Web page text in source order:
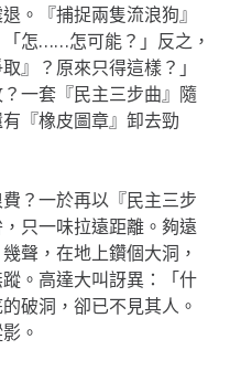
。『捕捉兩隻流浪狗』
怎……怎可能？」反之，
』？原來只得這樣？」
一套『民主三步曲』隨
『橡皮圖章』卸去勁
？一於再以『民主三步
只一味拉遠距離。夠遠
聲，在地上鑽個大洞，
。高達大叫訝異：「什
破洞，卻已不見其人。
。